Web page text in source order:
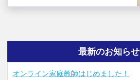
最新のお知らせ
オンライン家庭教師はじめました！